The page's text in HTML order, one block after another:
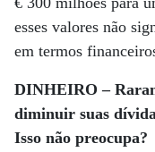
esses valores não
em termos
DINHEIRO –
diminuir suas
Isso não preocupa?